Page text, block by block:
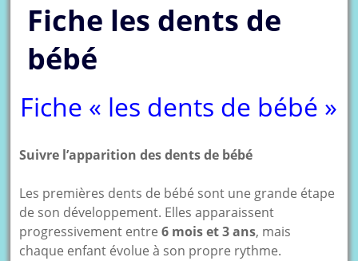
Fiche les dents de
bébé
Fiche « les dents de bébé »
Suivre l’apparition des dents de bébé
Les premières dents de bébé sont une grande étape
de son développement. Elles apparaissent
progressivement entre6 mois et 3 ans, mais
chaque enfant évolue à son propre rythme.